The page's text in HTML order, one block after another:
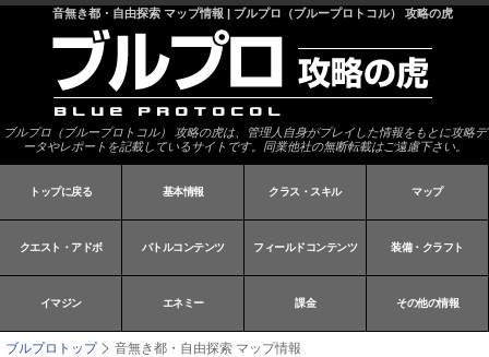
音無き都・自由探索 マップ情報 | ブルプロ（ブループロトコル） 攻略の虎
ブルプロ（ブループロトコル） 攻略の虎は、管理人自身がプレイした情報をもとに攻略デ
ータやレポートを記載しているサイトです。同業他社の無断転載はご遠慮下さい。
トップに戻る 基本情報 クラス・スキル マップ
クエスト・アドボ バトルコンテンツ フィールドコンテンツ 装備・クラフト
イマジン エネミー 課金 その他の情報
ブルプロトップ 音無き都・自由探索 マップ情報